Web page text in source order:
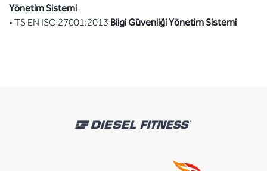
Yönetim Sistemi
• TS EN ISO 27001:2013 Bilgi Güvenliği Yönetim Sistemi